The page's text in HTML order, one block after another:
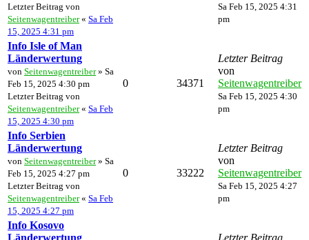
Letzter Beitrag von
Seitenwagentreiber« Sa Feb
15, 2025 4:31 pm
Sa Feb 15, 2025 4:31
pm
Info Isle of Man
Länderwertung
von Seitenwagentreiber» Sa
Feb 15, 2025 4:30 pm
Letzter Beitrag von
Seitenwagentreiber« Sa Feb
15, 2025 4:30 pm
0 34371
Letzter Beitrag
von
Seitenwagentreiber
Sa Feb 15, 2025 4:30
pm
Info Serbien
Länderwertung
von Seitenwagentreiber» Sa
Feb 15, 2025 4:27 pm
Letzter Beitrag von
Seitenwagentreiber« Sa Feb
15, 2025 4:27 pm
0 33222
Letzter Beitrag
von
Seitenwagentreiber
Sa Feb 15, 2025 4:27
pm
Info Kosovo
Länderwertung
Letzter Beitrag